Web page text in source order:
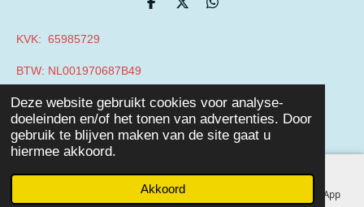
Deze website gebruikt cookies voor analyse-
doeleinden en/of het tonen van advertenties. Door
gebruik te blijven maken van de site gaat u
hiermee akkoord.
Akkoord
D
D
D
KVK: 65985729
BTW: NL001970687B49
Powered by JouwWeb
Telefoonnummer WhatsApp